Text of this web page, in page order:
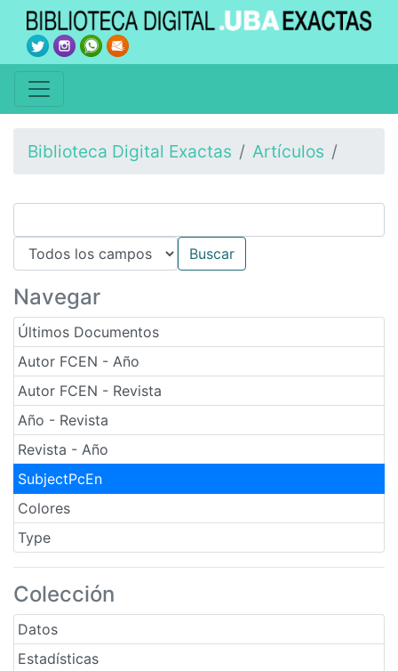
Biblioteca Digital Exactas Artículos
Navegar
Últimos Documentos
Autor FCEN - Año
Autor FCEN - Revista
Año - Revista
Revista - Año
SubjectPcEn
Colores
Type
Colección
Datos
Estadísticas